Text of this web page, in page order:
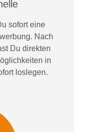
sofort eine
Nach
Du direkten
in
loslegen.